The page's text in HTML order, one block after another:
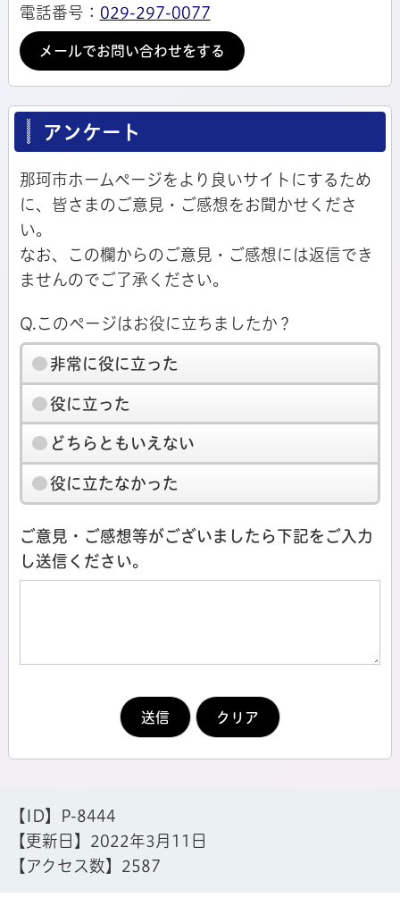
電話番号： 029-297-0077
メールでお問い合わせをする
アンケート
那珂市ホームページをより良いサイトにするため
に、皆さまのご意見・ご感想をお聞かせくださ
い。
なお、この欄からのご意見・ご感想には返信でき
ませんのでご了承ください。
Q.このページはお役に立ちましたか？
非常に役に立った
役に立った
どちらともいえない
役に立たなかった
ご意見・ご感想等がございましたら下記をご入力
し送信ください。
【ID】
P-8444
【更新日】 2022年3月11日
【アクセス数】 2587